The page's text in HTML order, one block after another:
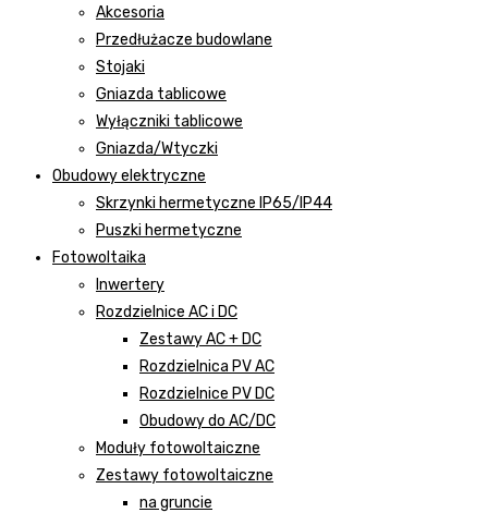
Akcesoria
Przedłużacze budowlane
Stojaki
Gniazda tablicowe
Wyłączniki tablicowe
Gniazda/Wtyczki
Obudowy elektryczne
Skrzynki hermetyczne IP65/IP44
Puszki hermetyczne
Fotowoltaika
Inwertery
Rozdzielnice AC i DC
Zestawy AC + DC
Rozdzielnica PV AC
Rozdzielnice PV DC
Obudowy do AC/DC
Moduły fotowoltaiczne
Zestawy fotowoltaiczne
na gruncie